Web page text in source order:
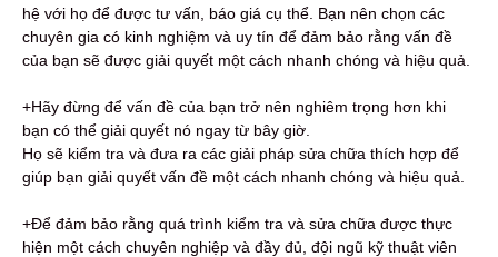
hệ với họ để được tư vấn, báo giá cụ thể. Bạn nên chọn các
chuyên gia có kinh nghiệm và uy tín để đảm bảo rằng vấn đề
của bạn sẽ được giải quyết một cách nhanh chóng và hiệu quả.
+Hãy đừng để vấn đề của bạn trở nên nghiêm trọng hơn khi
bạn có thể giải quyết nó ngay từ bây giờ.
Họ sẽ kiểm tra và đưa ra các giải pháp sửa chữa thích hợp để
giúp bạn giải quyết vấn đề một cách nhanh chóng và hiệu quả.
+Để đảm bảo rằng quá trình kiểm tra và sửa chữa được thực
hiện một cách chuyên nghiệp và đầy đủ, đội ngũ kỹ thuật viên